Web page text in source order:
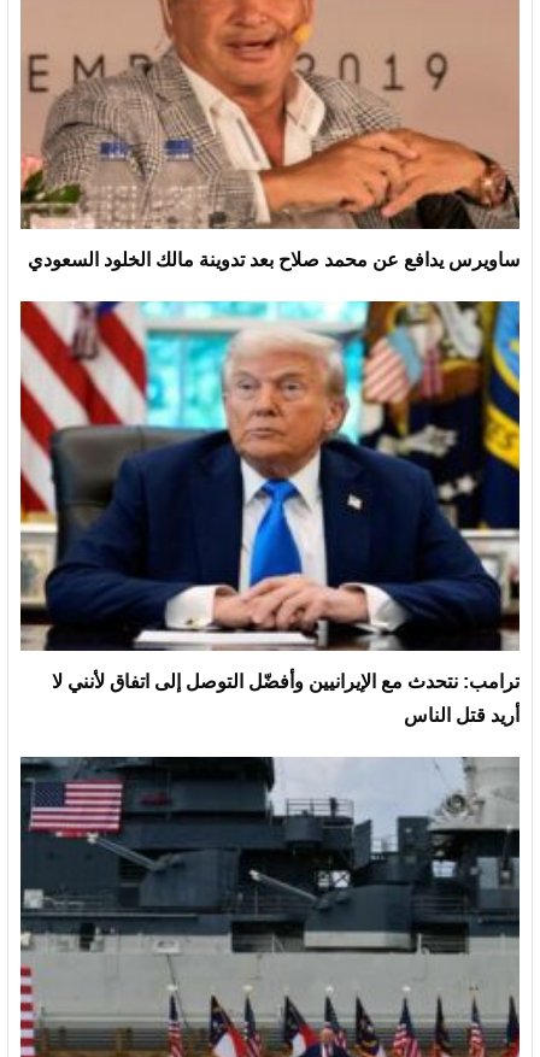
ساويرس يدافع عن محمد صلاح بعد تدوينة مالك الخلود السعودي
ترامب: نتحدث مع الإيرانيين وأفضّل التوصل إلى اتفاق لأنني لا
أريد قتل الناس